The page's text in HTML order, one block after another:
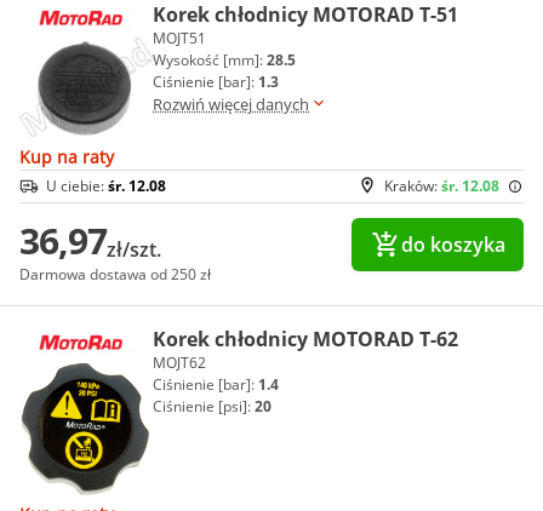
Korek chłodnicy MOTORAD T-51
MOJT51
Wysokość [mm]:28.5
Ciśnienie [bar]: 1.3
Rozwiń więcej danych
Kup na raty
Kraków:śr. 12.08
U ciebie:śr. 12.08
36,97zł/szt.
Darmowa dostawa od 250 zł
do koszyka
Korek chłodnicy MOTORAD T-62
MOJT62
Ciśnienie [bar]: 1.4
Ciśnienie [psi]:20